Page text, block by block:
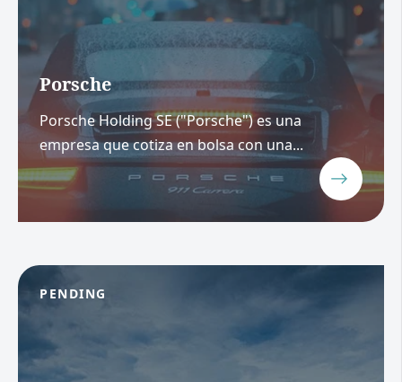
Porsche
Porsche Holding SE ("Porsche") es una
empresa que cotiza en bolsa con una...
PENDING